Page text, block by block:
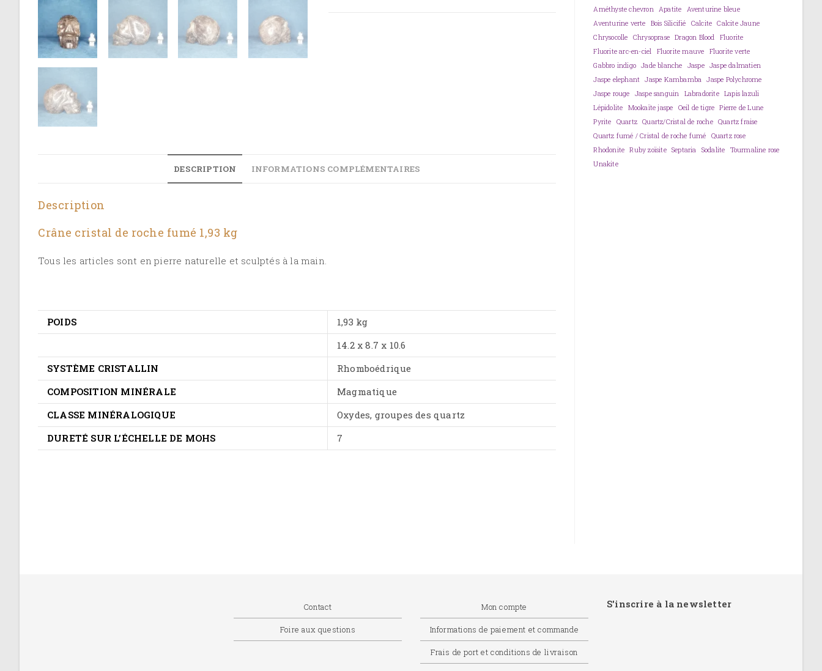
DESCRIPTION INFORMATIONS COMPLÉMENTAIRES
Description
Crâne cristal de roche fumé 1,93 kg
Tous les articles sont en pierre naturelle et sculptés à la main.
POIDS
1,93 kg
14.2 x 8.7 x 10.6
SYSTÈME CRISTALLIN
Rhomboédrique
COMPOSITION MINÉRALE
Magmatique
CLASSE MINÉRALOGIQUE
Oxydes, groupes des quartz
DURETÉ SUR L’ÉCHELLE DE MOHS
7
Améthyste chevron Apatite
Aventurine bleue
Aventurine verte
Bois Silicifié Calcite
Calcite Jaune
Chrysocolle
Chrysoprase Dragon Blood
Fluorite
Fluorite arc-en-ciel
Fluorite mauve
Fluorite verte
Gabbro indigo Jade blanche Jaspe Jaspe dalmatien
Jaspe elephant
Jaspe Kambamba
Jaspe Polychrome
Jaspe rouge
Jaspe sanguin Labradorite Lapis lazuli
Lépidolite
Mookaïte jaspe Oeil de tigre
Pierre de Lune
Pyrite
Quartz Quartz/Cristal de roche Quartz fraise
Quartz fumé / Cristal de roche fumé
Quartz rose
Rhodonite
Ruby zoïsite Septaria Sodalite
Tourmaline rose
Unakite
Contact
Foire aux questions
Mon compte
Informations de paiement et commande
Frais de port et conditions de livraison
S'inscrire à la newsletter